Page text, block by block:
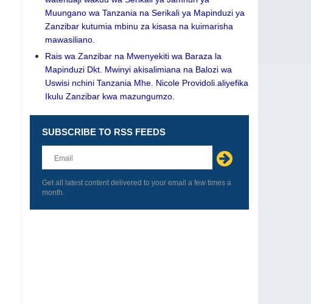
Muungano wa Tanzania na Serikali ya Mapinduzi ya
Zanzibar kutumia mbinu za kisasa na kuimarisha
mawasiliano.
Rais wa Zanzibar na Mwenyekiti wa Baraza la
Mapinduzi Dkt. Mwinyi akisalimiana na Balozi wa
Uswisi nchini Tanzania Mhe. Nicole Providoli.aliyefika
Ikulu Zanzibar kwa mazungumzo.
Leave
this
field
blank
SUBSCRIBE TO RSS FEEDS
Get all latest content delivered to your email a few times a
month.